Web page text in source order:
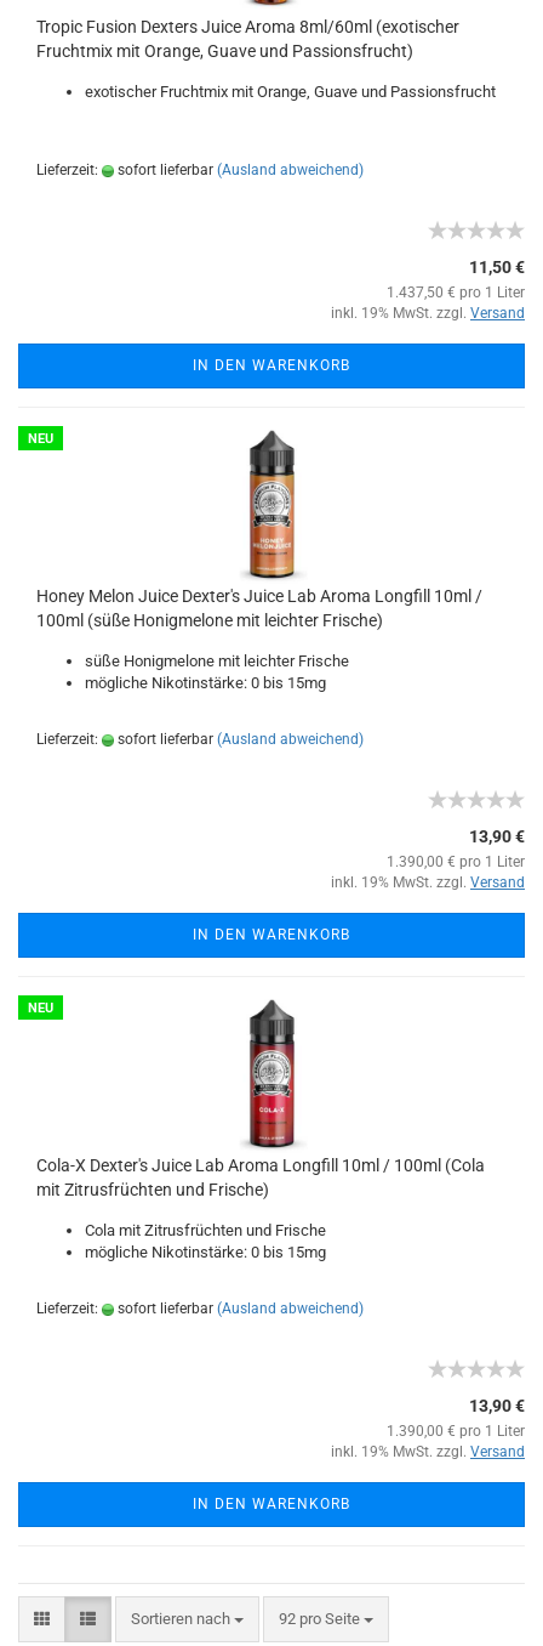
Tropic Fusion Dexters Juice Aroma 8ml/60ml (exotischer
Fruchtmix mit Orange, Guave und Passionsfrucht)
exotischer Fruchtmix mit Orange, Guave und Passionsfrucht
Lieferzeit: sofort lieferbar (Ausland abweichend)
11,50 €
1.437,50 € pro 1 Liter
inkl. 19% MwSt. zzgl. Versand
IN DEN WARENKORB
NEU
Honey Melon Juice Dexter's Juice Lab Aroma Longfill 10ml /
100ml (süße Honigmelone mit leichter Frische)
süße Honigmelone mit leichter Frische
mögliche Nikotinstärke: 0 bis 15mg
Lieferzeit: sofort lieferbar (Ausland abweichend)
13,90 €
1.390,00 € pro 1 Liter
inkl. 19% MwSt. zzgl. Versand
IN DEN WARENKORB
NEU
Cola-X Dexter's Juice Lab Aroma Longfill 10ml / 100ml (Cola
mit Zitrusfrüchten und Frische)
Cola mit Zitrusfrüchten und Frische
mögliche Nikotinstärke: 0 bis 15mg
Lieferzeit: sofort lieferbar (Ausland abweichend)
13,90 €
1.390,00 € pro 1 Liter
inkl. 19% MwSt. zzgl. Versand
IN DEN WARENKORB
Sortieren nach 92 pro Seite